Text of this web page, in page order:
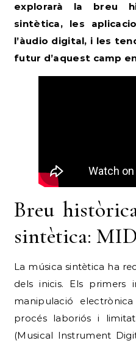
explorarà la breu
sintètica, les
l’àudio digital, i les
futur d’aquest camp
Breu
sintètica:
La música sintètica ha
dels inicis. Els primers
manipulació
procés laboriós i
(Musical Instrument